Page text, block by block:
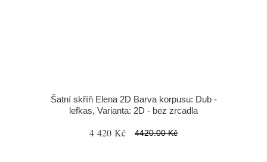
Šatní skříň Elena 2D Barva korpusu: Dub -
lefkas, Varianta: 2D - bez zrcadla
4 420 Kč 4420.00 Kč